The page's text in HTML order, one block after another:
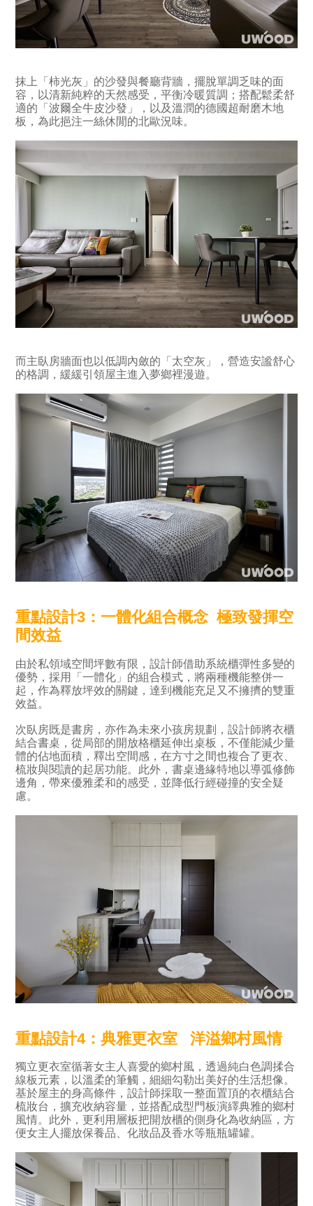
抹上「柿光灰」的沙發與餐廳背牆，擺脫單調乏味的面
容，以清新純粹的天然感受，平衡冷暖質調；搭配鬆柔舒
適的「波爾全牛皮沙發」，以及溫潤的德國超耐磨木地
板，為此挹注一絲休閒的北歐況味。
而主臥房牆面也以低調內斂的「太空灰」，營造安謐舒心
的格調，緩緩引領屋主進入夢鄉裡漫遊。
重點設計3 ：一體化組合概念極致發揮空
間效益
由於私領域空間坪數有限，設計師借助系統櫃彈性多變的
優勢，採用「一體化」的組合模式，將兩種機能整併一
起，作為釋放坪效的關鍵，達到機能充足又不擁擠的雙重
效益。
次臥房既是書房，亦作為未來小孩房規劃，設計師將衣櫃
結合書桌，從局部的開放格櫃延伸出桌板，不僅能減少量
體的佔地面積，釋出空間感，在方寸之間也複合了更衣、
梳妝與閱讀的起居功能。此外，書桌邊緣特地以導弧修飾
邊角，帶來優雅柔和的感受，並降低行經碰撞的安全疑
慮。
重點設計4：典雅更衣室洋溢鄉村風情
獨立更衣室循著女主人喜愛的鄉村風，透過純白色調揉合
線板元素，以溫柔的筆觸，細細勾勒出美好的生活想像。
基於屋主的身高條件，設計師採取一整面置頂的衣櫃結合
梳妝台，擴充收納容量，並搭配成型門板演繹典雅的鄉村
風情。此外，更利用層板把開放櫃的側身化為收納區，方
便女主人擺放保養品、化妝品及香水等瓶瓶罐罐。